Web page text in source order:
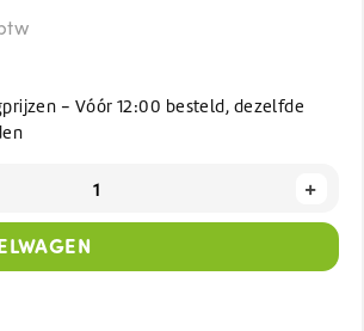
- Vóór 12:00 besteld, dezelfde
+